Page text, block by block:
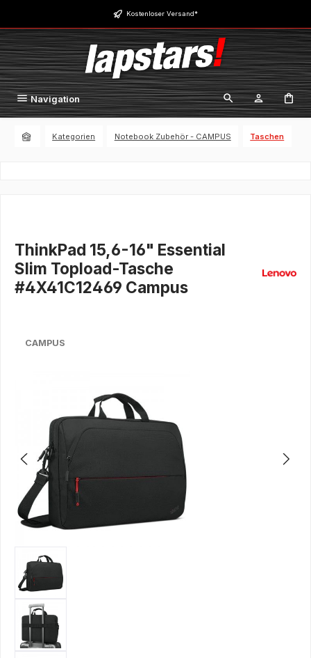
Zum Hauptinhalt springen Kostenloser Versand*
Navigation
Kategorien Notebook Zubehör - CAMPUS Taschen
ThinkPad 15,6-16" Essential
Slim Topload-Tasche
#4X41C12469 Campus
CAMPUS